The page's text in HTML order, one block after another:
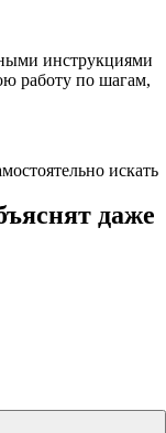
инструкциями
работу по шагам,
искать
даже